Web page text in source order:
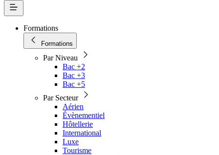
Formations
Formations
Par Niveau
Bac +2
Bac +3
Bac +5
Par Secteur
Aérien
Évènementiel
Hôtellerie
International
Luxe
Tourisme